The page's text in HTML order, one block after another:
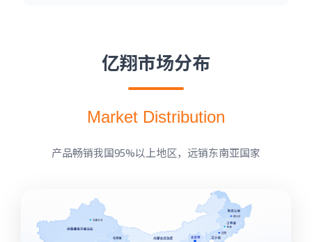
亿翔市场分布
Market Distribution
产品畅销我国95%以上地区，远销东南亚国家